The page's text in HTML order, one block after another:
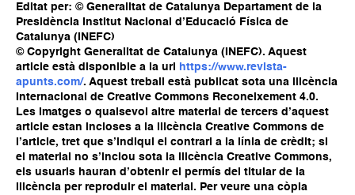
Editat per: © Generalitat de Catalunya Departament de la
Presidència Institut Nacional d’Educació Física de
Catalunya (INEFC)
© Copyright Generalitat de Catalunya (INEFC). Aquest
article està disponible a la url
https://www.revista-
apunts.com/. Aquest treball està publicat sota una llicència
Internacional de Creative Commons Reconeixement 4.0.
Les imatges o qualsevol altre material de tercers d’aquest
article estan incloses a la llicència Creative Commons de
l’article, tret que s’indiqui el contrari a la línia de crèdit; si
el material no s’inclou sota la llicència Creative Commons,
els usuaris hauran d’obtenir el permís del titular de la
llicència per reproduir el material. Per veure una còpia